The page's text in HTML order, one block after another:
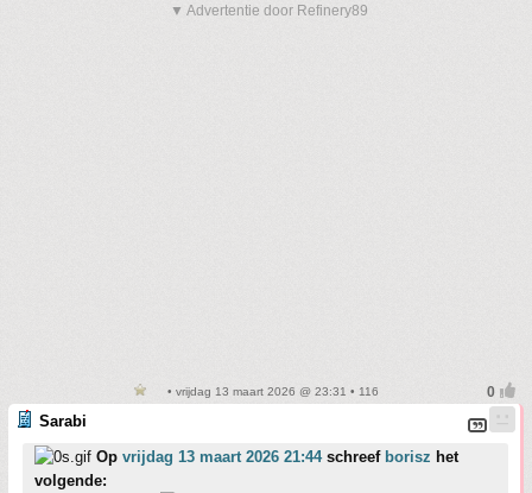
▼ Advertentie door Refinery89
• vrijdag 13 maart 2026 @ 23:31 • 116
Sarabi
Op vrijdag 13 maart 2026 21:44schreef borisz het
volgende: